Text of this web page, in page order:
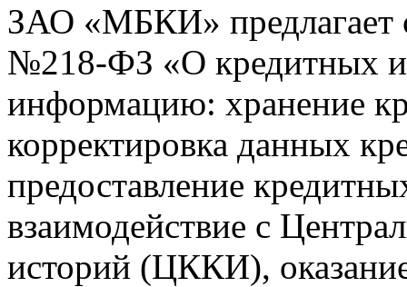
ЗАО «МБКИ» предлагает
№218-ФЗ «О кредитных
информацию: хранение
корректировка данных
предоставление
взаимодействие с
историй (ЦККИ),